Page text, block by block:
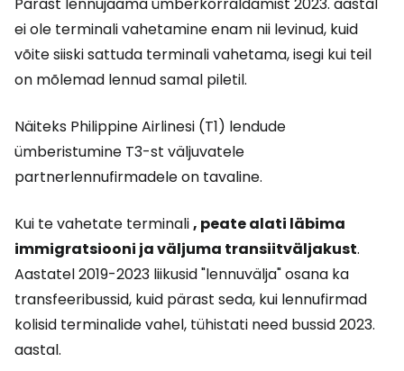
ei ole terminali vahetamine enam nii levinud, kuid
võite siiski sattuda terminali vahetama, isegi kui teil
on mõlemad lennud samal piletil.
Näiteks Philippine Airlinesi (T1) lendude
ümberistumine T3-st väljuvatele
partnerlennufirmadele on tavaline.
Kui te vahetate terminali, peate alati läbima
immigratsiooni ja väljuma transiitväljakust.
Aastatel 2019-2023 liikusid "lennuvälja" osana ka
transfeeribussid, kuid pärast seda, kui lennufirmad
kolisid terminalide vahel, tühistati need bussid 2023.
aastal.